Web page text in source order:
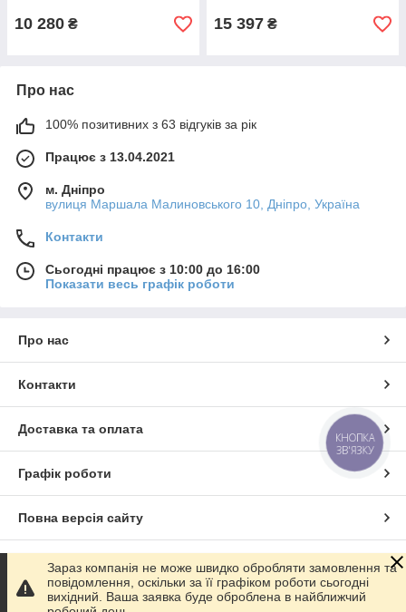
10 280 ₴ 15 397 ₴
Про нас
100% позитивних з 63 відгуків за рік
Працює з 13.04.2021
м. Дніпро
вулиця Маршала Малиновського 10, Дніпро, Україна
Контакти
Сьогодні працює з 10:00 до 16:00
Показати весь графік роботи
Про нас
Контакти
Доставка та оплата
Графік роботи
Повна версія сайту
Сайт створено на маркетплейсі Prom.ua
Політика конфіденційності
Зараз компанія не може швидко обробляти замовлення та
повідомлення, оскільки за її графіком роботи сьогодні
вихідний. Ваша заявка буде оброблена в найближчий
КНОПКА
ЗВ'ЯЗКУ